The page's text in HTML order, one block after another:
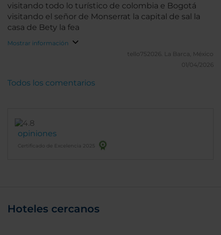
visitando todo lo turístico de colombia e Bogotá
visitando el señor de Monserrat la capital de sal la
casa de Bety la fea
Mostrar información
tello752026.
La Barca, México
01/04/2026
opiniones
Certificado de Excelencia 2025
Todos los comentarios
Hoteles cercanos